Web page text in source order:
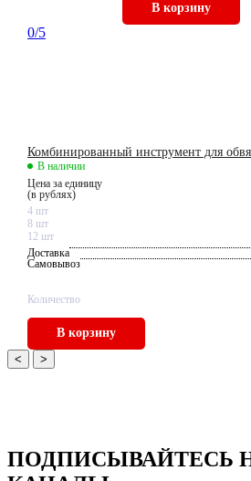
В корзину
0/5
Комбинированный инструмент для
В наличии
Цена за единицу
(в рублях)
4 шт
8 шт
12 шт
Доставка
Самовывоз
Количество
В корзину
<
>
ПОДПИСЫВАЙТЕСЬ